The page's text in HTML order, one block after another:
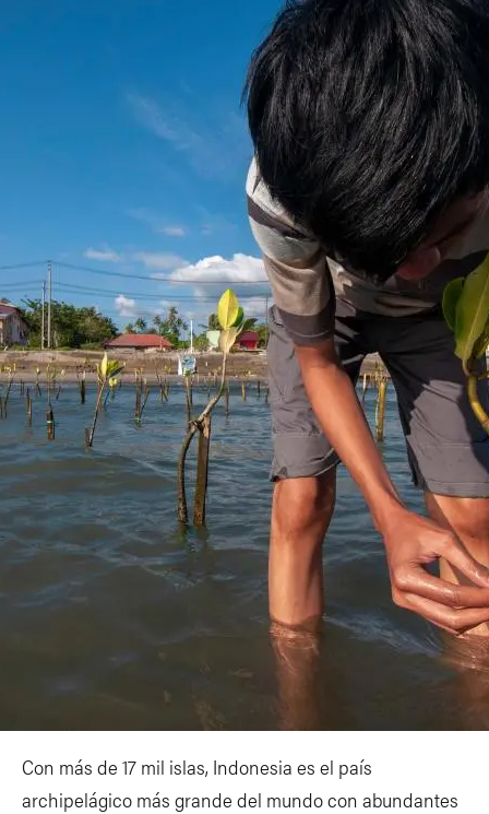
Con más de 17 mil islas, Indonesia es el país
archipelágico más grande del mundo con abundantes